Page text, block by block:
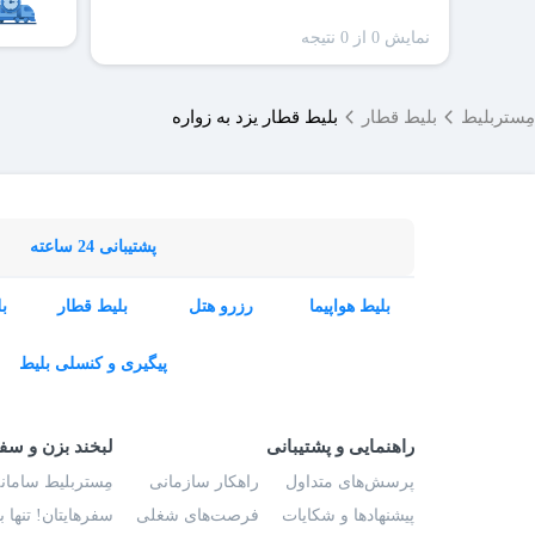
نمایش 0 از 0 نتیجه
مِستربلیط بلیط قطار بلیط قطار یزد به زواره
پشتیبانی 24 ساعته
بلیط هواپیما رزرو هتل بلیط قطار
پیگیری و کنسلی بلیط
راهنمایی و پشتیبانی
پرسش‌های متداول
پیشنهادها و شکایات
راهکار سازمانی
فرصت‌های شغلی
لبخند بزن و
مِستربلیط
سفرهایتان!